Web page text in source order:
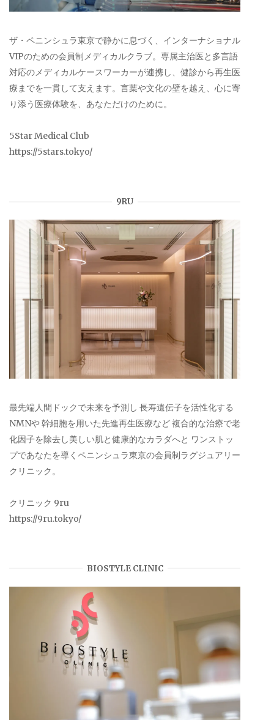
ザ・ペニンシュラ東京で静かに息づく、インターナショナル
VIPのための会員制メディカルクラブ。専属主治医と多言語
対応のメディカルケースワーカーが連携し、健診から再生医
療までを一貫して支えます。言葉や文化の壁を越え、心に寄
り添う医療体験を、あなただけのために。
5Star Medical Club
https://5stars.tokyo/
9RU
最先端人間ドックで未来を予測し 長寿遺伝子を活性化する
NMNや 幹細胞を用いた先進再生医療など 複合的な治療で老
化因子を除去し美しい肌と健康的なカラダへと ワンストッ
プであなたを導くペニンシュラ東京の会員制ラグジュアリー
クリニック。
クリニック 9ru
https://9ru.tokyo/
BIOSTYLE CLINIC